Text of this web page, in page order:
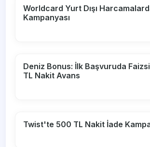
Worldcard Yurt Dışı
Kampanyası
Deniz Bonus: İlk Başvuruda
TL Nakit Avans
Twist'te 500 TL Nakit İade